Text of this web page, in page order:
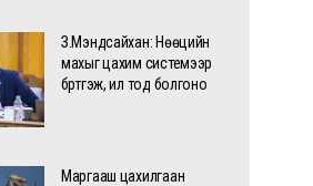
З.Мэндсайхан: Нөөцийн
махыг цахим системээр
бүртгэж, ил тод болгоно
Маргааш цахилгаан